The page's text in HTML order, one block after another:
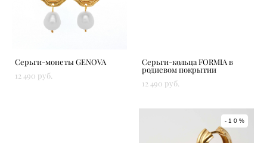
Серьги-монеты GENOVA
12 490 pуб.
Серьги-кольца FORMIA в
родиевом покрытии
12 490 pуб.
-10%